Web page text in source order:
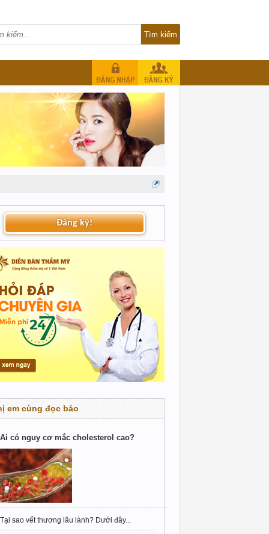
Đăng ký!
em cùng đọc báo
Ai có nguy cơ mắc cholesterol cao?
Tại sao vết thương lâu lành? Dưới đây...